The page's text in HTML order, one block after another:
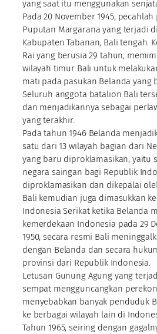
yang saat itu menggunakan
Pada 20 November 1945,
Puputan Margarana yang terjadi
Kabupaten Tabanan, Bali tengah.
Rai yang berusia 29 tahun,
wilayah timur Bali untuk
mati pada pasukan Belanda yang
Seluruh anggota batalion Bali
dan menjadikannya sebagai
yang terakhir.
Pada tahun 1946 Belanda
satu dari 13 wilayah bagian dari
yang baru diproklamasikan, yaitu
negara saingan bagi Republik
diproklamasikan dan dikepalai
Bali kemudian juga dimasukkan
Indonesia Serikat ketika Belanda
kemerdekaan Indonesia pada 29
1950, secara resmi Bali
dengan Belanda dan secara
provinsi dari Republik Indonesia.
Letusan Gunung Agung yang
sempat mengguncangkan
menyebabkan banyak penduduk
ke berbagai wilayah lain di
Tahun 1965, seiring dengan